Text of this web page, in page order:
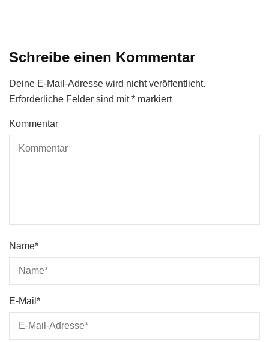
Schreibe einen Kommentar
Deine E-Mail-Adresse wird nicht veröffentlicht.
Erforderliche Felder sind mit* markiert
Kommentar
Name*
E-Mail *